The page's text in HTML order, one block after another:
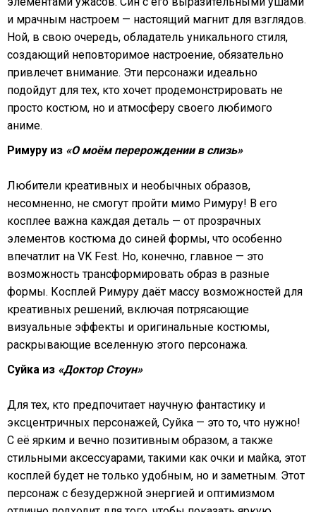
и мрачным настроем — настоящий магнит для взглядов.
Ной, в свою очередь, обладатель уникального стиля,
создающий неповторимое настроение, обязательно
привлечет внимание. Эти персонажи идеально
подойдут для тех, кто хочет продемонстрировать не
просто костюм, но и атмосферу своего любимого
аниме.
Римуру из «О моём перерождении в слизь»
Любители креативных и необычных образов,
несомненно, не смогут пройти мимо Римуру! В его
косплее важна каждая деталь — от прозрачных
элементов костюма до синей формы, что особенно
впечатлит на VK Fest. Но, конечно, главное — это
возможность трансформировать образ в разные
формы. Косплей Римуру даёт массу возможностей для
креативных решений, включая потрясающие
визуальные эффекты и оригинальные костюмы,
раскрывающие вселенную этого персонажа.
Суйка из «Доктор Стоун»
Для тех, кто предпочитает научную фантастику и
эксцентричных персонажей, Суйка — это то, что нужно!
С её ярким и вечно позитивным образом, а также
стильными аксессуарами, такими как очки и майка, этот
косплей будет не только удобным, но и заметным. Этот
персонаж с безудержной энергией и оптимизмом